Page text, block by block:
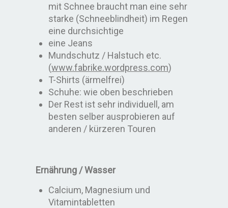
mit Schnee braucht man eine sehr
starke (Schneeblindheit) im Regen
eine durchsichtige
eine Jeans
Mundschutz / Halstuch etc.
(www.fabrike.wordpress.com)
T-Shirts (ärmelfrei)
Schuhe: wie oben beschrieben
Der Rest ist sehr individuell, am
besten selber ausprobieren auf
anderen / kürzeren Touren
Ernährung / Wasser
Calcium, Magnesium und
Vitamintabletten